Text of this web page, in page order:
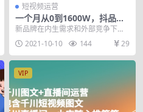
短视频运营
一个月从0到1600W，抖品牌0
基础起步
新品牌在内生需求和外部竞争下，
纷纷转向高契合度平台提升获客能
力，强化消费者对品牌...
2021-10-10 144 29
VIP